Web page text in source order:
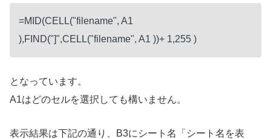
=MID(CELL("filename", A1
),FIND("]",CELL("filename", A1 ))+ 1,255 )
となっています。
A1はどのセルを選択しても構いません。
表示結果は下記の通り、B3にシート名「シート名を表